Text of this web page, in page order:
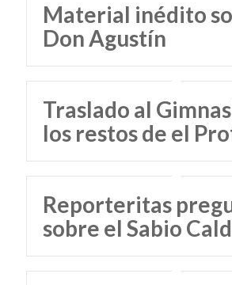
Material inédito
Don Agustín
Traslado al
los restos de el
Reporteritas
sobre el Sabio